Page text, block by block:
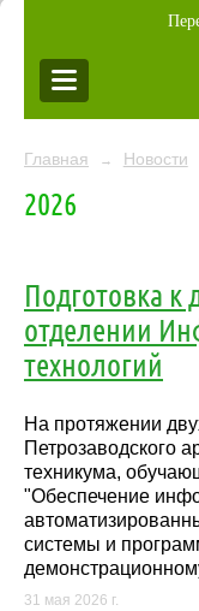
Главная → Новости
2026
Подготовка к
отделении
технологий
На протяжении
Петрозаводского
техникума,
"Обеспечение
системы и
31 мая 2026 г.